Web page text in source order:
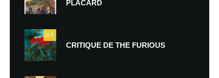
PLACARD
9.5
CRITIQUE DE THE FURIOUS